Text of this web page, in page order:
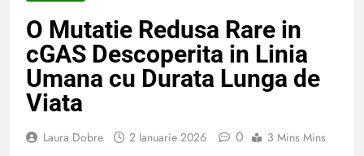
O Mutatie Redusa Rare in
cGAS Descoperita in Linia
Umana cu Durata Lunga de
Viata
Laura Dobre 2 Ianuarie 2026 0 3 Mins Mins